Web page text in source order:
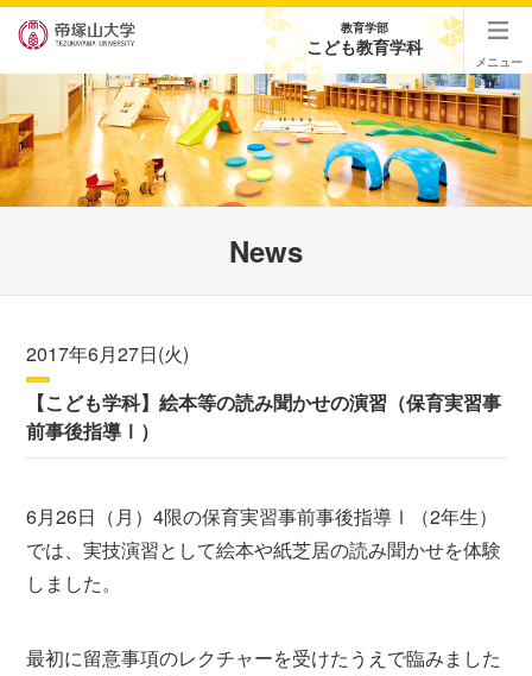
教育学部
こども教育学科
メニュー
News
2017年6月27日(火)
【こども学科】絵本等の読み聞かせの演習（保育実習事
前事後指導Ⅰ）
6月26日（月）4限の保育実習事前事後指導Ⅰ（2年生）
では、実技演習として絵本や紙芝居の読み聞かせを体験
しました。
最初に留意事項のレクチャーを受けたうえで臨みました